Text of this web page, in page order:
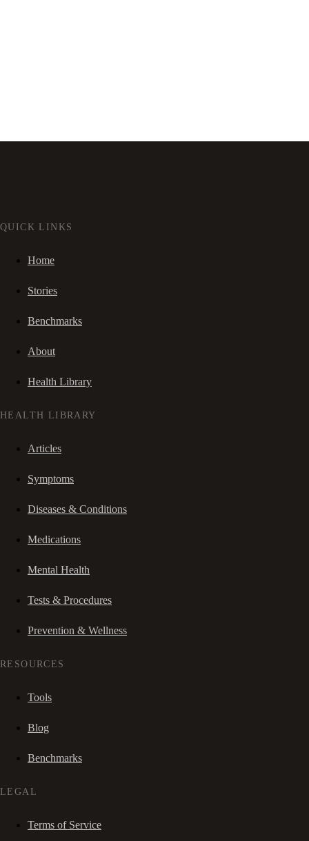
QUICK LINKS
Home
Stories
Benchmarks
About
Health Library
HEALTH LIBRARY
Articles
Symptoms
Diseases & Conditions
Medications
Mental Health
Tests & Procedures
Prevention & Wellness
RESOURCES
Tools
Blog
Benchmarks
LEGAL
Terms of Service